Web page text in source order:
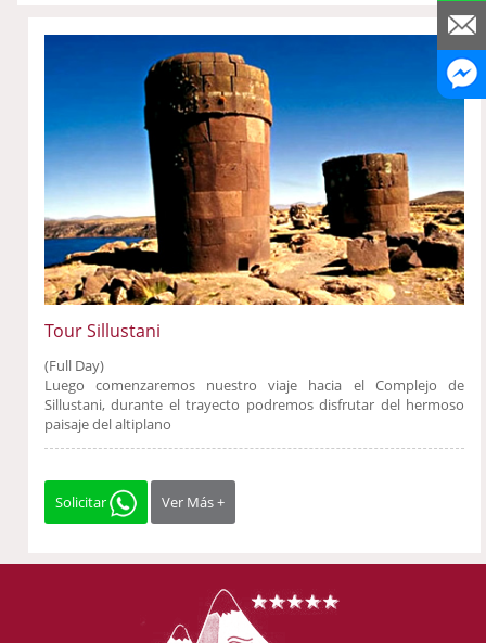
Tour Sillustani
(Full Day)
Luego comenzaremos nuestro viaje hacia el Complejo de
Sillustani, durante el trayecto podremos disfrutar del hermoso
paisaje del altiplano
Solicitar Ver Más +